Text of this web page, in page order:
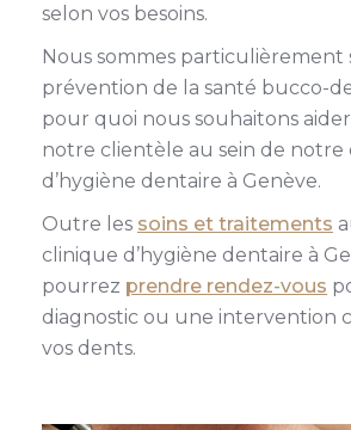
selon vos besoins.
Nous sommes particulièrement
prévention de la santé bucco-
pour quoi nous souhaitons
notre clientèle au sein de notre
d’hygiène dentaire à Genève.
Outre les soins et traitements
clinique d’hygiène dentaire à
pourrez prendre rendez-vous
diagnostic ou une intervention
vos dents.